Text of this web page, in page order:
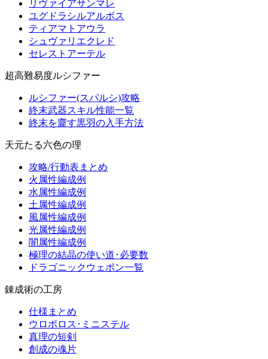
リヴァイアサンマレ
ユグドラシルアルボス
ティアマトアウラ
シュヴァリエクレド
セレストアーテル
超高難易度ルシファー
ルシファー(スパルシ)攻略
終末武器スキル性能一覧
終末を齎す黒羽の入手方法
天元たる六色の理
攻略/行動表まとめ
火属性編成例
水属性編成例
土属性編成例
風属性編成例
光属性編成例
闇属性編成例
極理の結晶の使い道･必要数
ドラゴニックウェポン一覧
錬成術の工房
仕様まとめ
ウロボロス･ミニステル
真理の短剣
創成の魂片